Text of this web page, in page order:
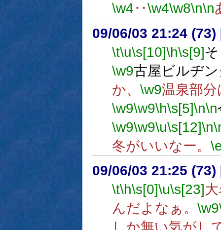
\w4‥\w4\w8\n\n
09/06/03 21:24 (73)
\t\u\s[10]\h\s[9]
\w9古屋ビルヂ
か、 \w9温泉部
\w9\w9\h\s[5]\n\n
\w9\w9\u\s[12]\n
冬がいいなー。
09/06/03 21:25 (73)
\t\h\s[0]\u\s[23]
んだよなぁ。 \w9
しか無い気がし